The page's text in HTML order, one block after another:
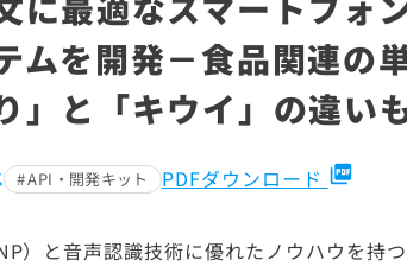
ムを開発－食品関連の
」と「キウイ」の違い
API・開発キット PDFダウンロード picture_as_pdf
）と音声認識技術に優れたノウハウを持